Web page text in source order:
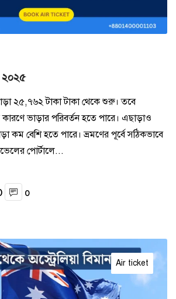
২০২৫
২৫,৭৬২ টাকা টাকা থেকে শুরু। তবে
কারণে ভাড়ার পরিবর্তন হতে পারে। এছাড়াও
কম বেশি হতে পারে। ভ্রমণের পূর্বে সঠিকভাবে
পোর্টালে...
0
Air ticket